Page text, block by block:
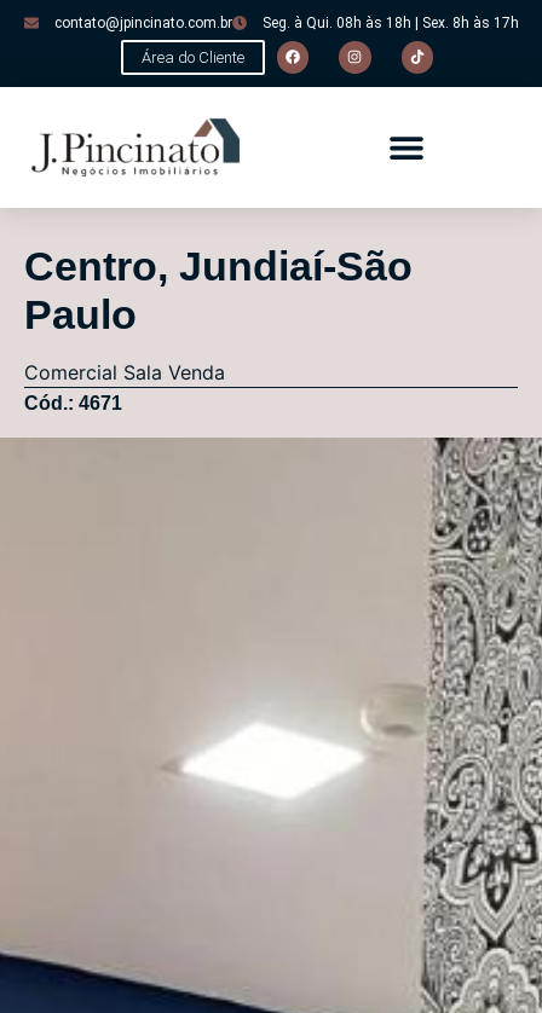
contato@jpincinato.com.br Seg. à Qui. 08h às 18h | Sex. 8h às 17h
Área do Cliente
Centro, Jundiaí-São
Paulo
Comercial Sala Venda
Cód.: 4671